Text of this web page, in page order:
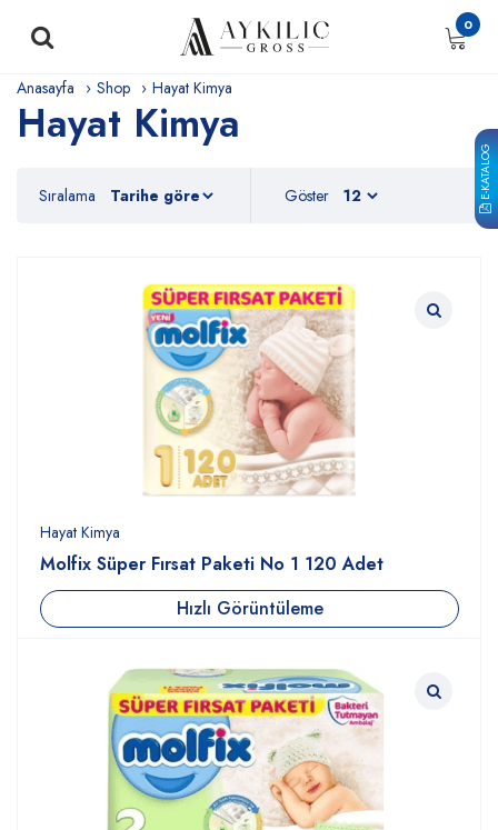
E-KATALOG
0
Anasayfa Shop Hayat Kimya
Hayat Kimya
Sıralama Göster
Hayat Kimya
Molfix Süper Fırsat Paketi No 1 120 Adet
Hızlı Görüntüleme